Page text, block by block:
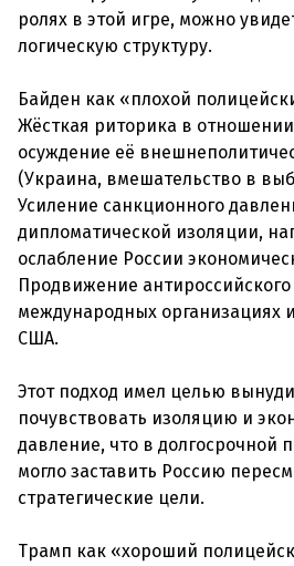
ролях в этой игре, можно
логическую структуру.
Байден как «плохой
Жёсткая риторика в
осуждение её
(Украина, вмешательство в
Усиление санкционного
дипломатической изоляции,
ослабление России
Продвижение антироссийского
международных организациях
США.
Этот подход имел целью
почувствовать изоляцию и
давление, что в долгосрочной
могло заставить Россию
стратегические цели.
Трамп как «хороший